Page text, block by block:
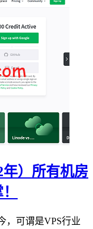
）所有机房
，可谓是VPS行业